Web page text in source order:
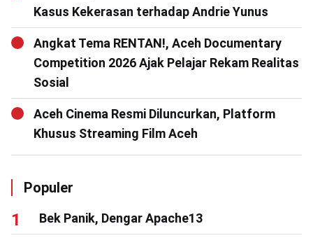
Kasus Kekerasan terhadap Andrie Yunus
Angkat Tema RENTAN!, Aceh Documentary
Competition 2026 Ajak Pelajar Rekam Realitas
Sosial
Aceh Cinema Resmi Diluncurkan, Platform
Khusus Streaming Film Aceh
Populer
Bek Panik, Dengar Apache13